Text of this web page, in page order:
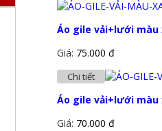
Áo gile vải+lưới màu
Giá: 75.000 đ
Chi tiết
Áo gile vải+lưới màu
Giá: 70.000 đ